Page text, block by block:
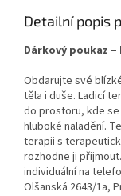
Detailní popis
Dárkový poukaz
Obdarujte své
těla i duše. Ladicí
do prostoru, kde se
hluboké naladění.
terapii s
rozhodne ji
individuální na
Olšanská 2643/1a,